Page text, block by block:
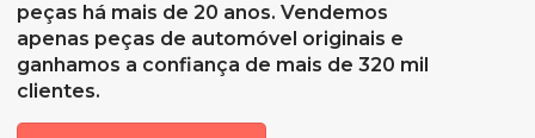
peças há mais de 20 anos. Vendemos
apenas peças de automóvel originais e
ganhamos a confiança de mais de 320 mil
clientes.